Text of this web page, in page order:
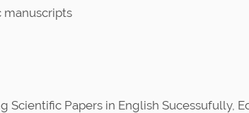
manuscripts
Scientific Papers in English Sucessufully,